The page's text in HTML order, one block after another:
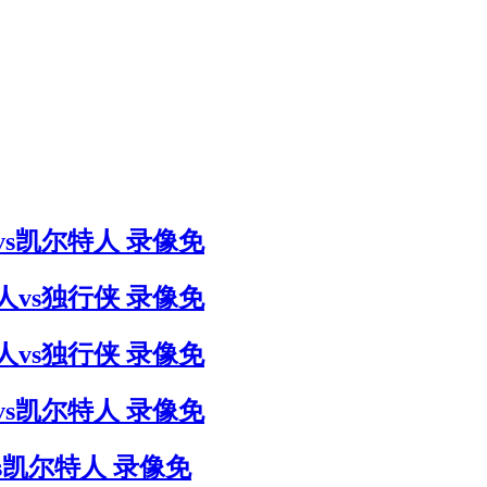
凯尔特人 录像免
vs独行侠 录像免
vs独行侠 录像免
凯尔特人 录像免
尔特人 录像免